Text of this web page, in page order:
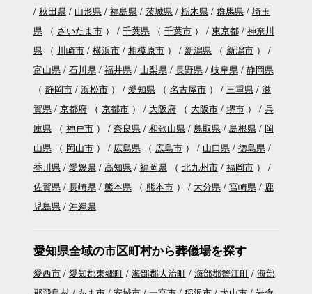
秋田県
山形県 福島県 茨城県 栃木県 群馬県
埼玉
県（ さいたま市） 千葉県（ 千葉市） 東京都
神奈川
県（ 川崎市 横浜市 相模原市） 新潟県（ 新潟市）
富山県
石川県 福井県 山梨県 長野県 岐阜県
静岡県
（ 静岡市 浜松市） 愛知県（ 名古屋市） 三重県
滋
賀県
京都府（ 京都市） 大阪府（ 大阪市 堺市）
兵
庫県（ 神戸市） 奈良県 和歌山県 鳥取県 島根県
岡
山県（ 岡山市） 広島県（ 広島市） 山口県
徳島県
香川県
愛媛県 高知県 福岡県（ 北九州市 福岡市）
佐賀県
長崎県 熊本県（ 熊本市） 大分県 宮崎県
鹿
児島県
沖縄県
愛知県全域の市区町村から葬儀場を探す
愛西市 愛知郡東郷町 海部郡大治町 海部郡蟹江町
海部